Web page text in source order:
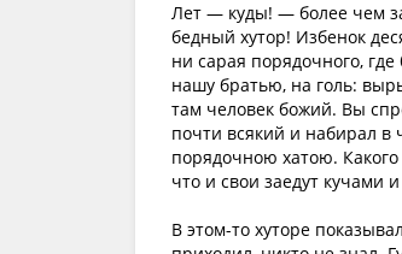
Лет — куды! — более чем
бедный хутор! Избенок
ни сарая порядочного,
нашу братью, на голь:
там человек божий. Вы
почти всякий и набирал в
порядочною хатою.
что и свои заедут кучами
В этом-то хуторе